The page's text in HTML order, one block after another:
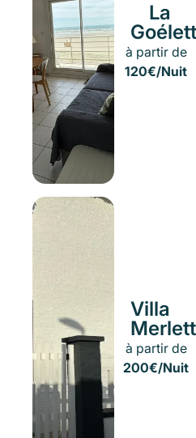
La
à partir de
120€/Nuit
Villa
à partir de
200€/Nuit